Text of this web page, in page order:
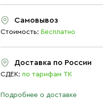
Самовывоз
Стоимость: Бесплатно
Доставка по России
СДЕК: по тарифам ТК
Подробнее о доставке